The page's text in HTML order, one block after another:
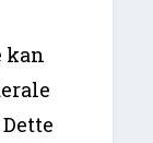
kan